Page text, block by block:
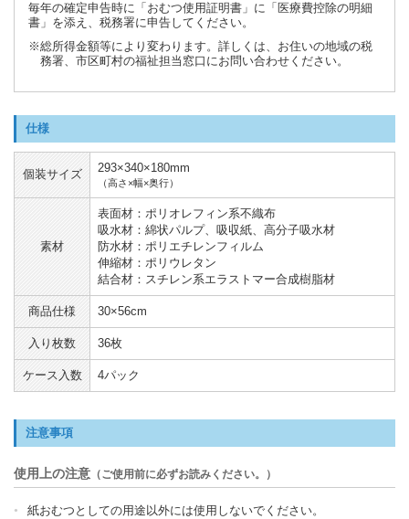
毎年の確定申告時に「おむつ使用証明書」に「医療費控除の明細
書」を添え、税務署に申告してください。
※総所得金額等により変わります。詳しくは、お住いの地域の税
務署、市区町村の福祉担当窓口にお問い合わせください。
仕様
個装サイズ 293×340×180mm
（高さ×幅×奥行）
素材
表面材：ポリオレフィン系不織布
吸水材：綿状パルプ、吸収紙、高分子吸水材
防水材：ポリエチレンフィルム
伸縮材：ポリウレタン
結合材：スチレン系エラストマー合成樹脂材
商品仕様 30×56cm
入り枚数 36枚
ケース入数 4パック
注意事項
使用上の注意 （ご使用前に必ずお読みください。）
紙おむつとしての用途以外には使用しないでください。